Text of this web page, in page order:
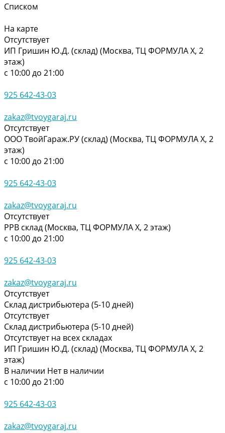
Списком
На карте
Отсутствует
ИП Гришин Ю.Д. (склад) (Москва, ТЦ ФОРМУЛА Х, 2
этаж)
с 10:00 до 21:00
925 642-43-03
zakaz@tvoygaraj.ru
Отсутствует
ООО ТвойГараж.РУ (склад) (Москва, ТЦ ФОРМУЛА Х, 2
этаж)
с 10:00 до 21:00
925 642-43-03
zakaz@tvoygaraj.ru
Отсутствует
РРВ склад (Москва, ТЦ ФОРМУЛА Х, 2 этаж)
с 10:00 до 21:00
925 642-43-03
zakaz@tvoygaraj.ru
Отсутствует
Склад дистрибьютера (5-10 дней)
Отсутствует
Склад дистрибьютера (5-10 дней)
Отсутствует на всех складах
ИП Гришин Ю.Д. (склад) (Москва, ТЦ ФОРМУЛА Х, 2
этаж)
В наличии Нет в наличии
с 10:00 до 21:00
925 642-43-03
zakaz@tvoygaraj.ru